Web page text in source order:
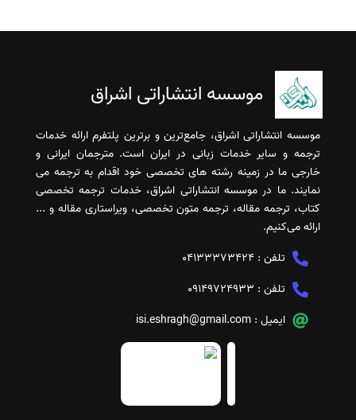
موسسه انتشاراتی اشراق
موسسه انتشاراتی اشراق، جامع‌ترین و برترین پلتفرم ارائه خدمات
ترجمه و سایر خدمات زبانی در ایران است. مترجمان ایرانی و
خارجی ما در زمینه رشته های تخصصی خود اقدام به ترجمه می
نمایند. ما در موسسه انتشاراتی اشراق، خدمات ترجمه تخصصی
کتاب، ترجمه مقاله، ترجمه متون تخصصی، ویراستاری مقاله و ...
ارائه می‌کنیم.
تلفن : 04133373424
تلفن : 09149724933
ایمیل : isi.eshragh@gmail.com